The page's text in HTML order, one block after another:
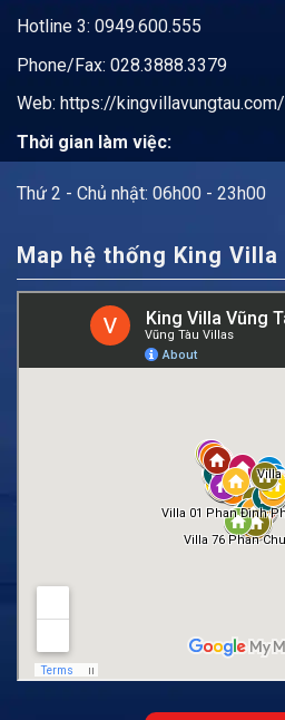
Hotline 3: 0949.600.555
Phone/Fax: 028.3888.3379
Web: https://kingvillavungtau.com/
Thời gian làm việc:
Thứ 2 - Chủ nhật: 06h00 - 23h00
Map hệ thống King Villa